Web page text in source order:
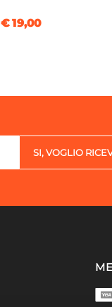
€ 19,00
SI, VOGLIO